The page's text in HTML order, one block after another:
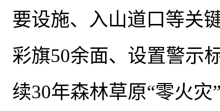
要设施、入山道口等关
彩旗50余面、设置警示
续30年森林草原“零火